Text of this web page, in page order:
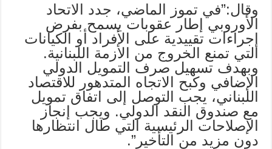
وقال:”في تموز الماضي، جدد الاتحاد
الأوروبي إطار عقوبات يسمح بفرض
إجراءات تقييدية على الأفراد أو الكيانات
التي تمنع الخروج من الأزمة اللبنانية.
وبهدف تسهيل صرف التمويل الدولي
الإضافي وكبح الاتجاه المتدهور للاقتصاد
اللبناني، يجب التوصل إلى اتفاق تمويل
مع صندوق النقد الدولي. ويجب إنجاز
الإصلاحات الرئيسية التي طال انتظارها
دون مزيد من التأخير”.